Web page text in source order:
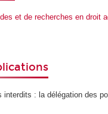
et de recherches en droit
interdits : la délégation des